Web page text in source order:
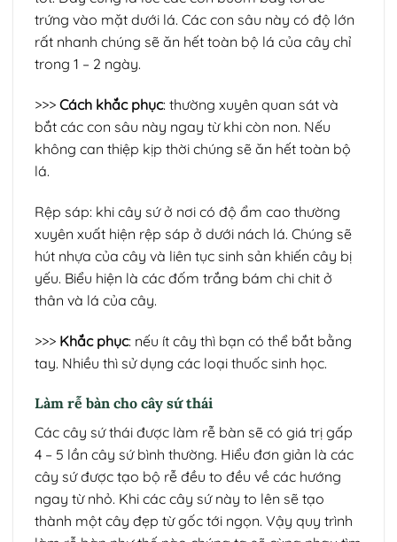
trứng vào mặt dưới lá. Các con sâu này có độ lớn
rất nhanh chúng sẽ ăn hết toàn bộ lá của cây chỉ
trong 1 – 2 ngày.
>>> Cách khắc phục: thường xuyên quan sát và
bắt các con sâu này ngay từ khi còn non. Nếu
không can thiệp kịp thời chúng sẽ ăn hết toàn bộ
lá.
Rệp sáp: khi cây sứ ở nơi có độ ẩm cao thường
xuyên xuất hiện rệp sáp ở dưới nách lá. Chúng sẽ
hút nhựa của cây và liên tục sinh sản khiến cây bị
yếu. Biểu hiện là các đốm trắng bám chi chit ở
thân và lá của cây.
>>> Khắc phục: nếu ít cây thì bạn có thể bắt bằng
tay. Nhiều thì sử dụng các loại thuốc sinh học.
Làm rễ bàn cho cây sứ thái
Các cây sứ thái được làm rễ bàn sẽ có giá trị gấp
4 – 5 lần cây sứ bình thường. Hiểu đơn giản là các
cây sứ được tạo bộ rễ đều to đều về các hướng
ngay từ nhỏ. Khi các cây sứ này to lên sẽ tạo
thành một cây đẹp từ gốc tới ngọn. Vậy quy trình